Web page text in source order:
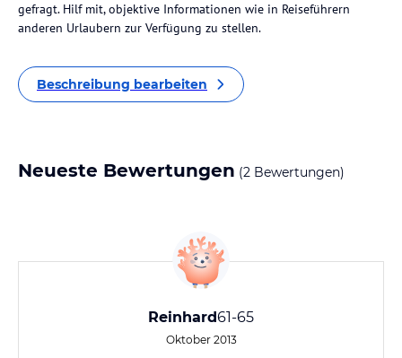
gefragt. Hilf mit, objektive Informationen wie in Reiseführern
anderen Urlaubern zur Verfügung zu stellen.
Beschreibung bearbeiten
Neueste Bewertungen (2 Bewertungen)
Reinhard61-65
Oktober 2013